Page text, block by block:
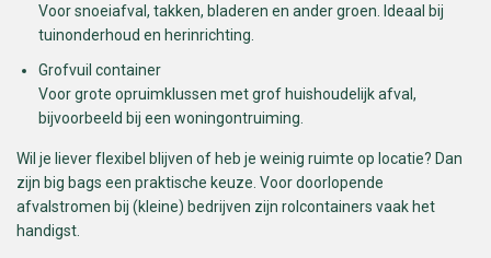
Voor snoeiafval, takken, bladeren en ander groen. Ideaal bij
tuinonderhoud en herinrichting.
Grofvuil container
Voor grote opruimklussen met grof huishoudelijk afval,
bijvoorbeeld bij een woningontruiming.
Wil je liever flexibel blijven of heb je weinig ruimte op locatie? Dan
zijn big bags een praktische keuze. Voor doorlopende
afvalstromen bij (kleine) bedrijven zijn rolcontainers vaak het
handigst.